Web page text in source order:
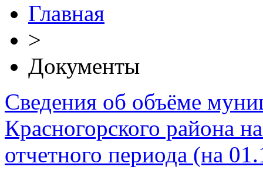
Главная
>
Документы
Сведения об объёме
Красногорского района
отчетного периода (на